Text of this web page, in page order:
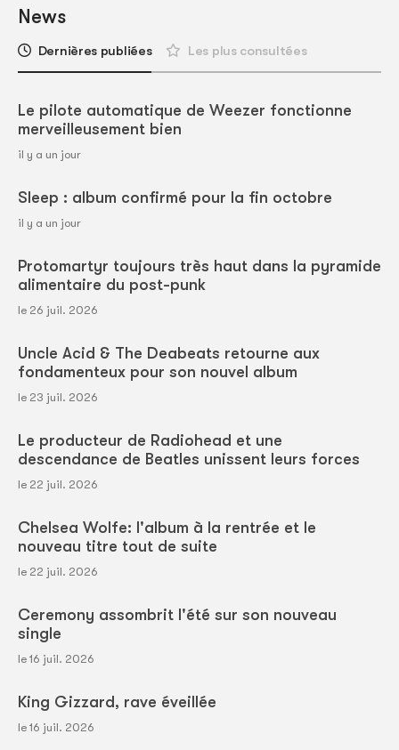
News
Dernières publiées Les plus consultées
Le pilote automatique de Weezer fonctionne
merveilleusement bien
il y a un jour
Sleep : album confirmé pour la fin octobre
il y a un jour
Protomartyr toujours très haut dans la pyramide
alimentaire du post-punk
le 26 juil. 2026
Uncle Acid & The Deabeats retourne aux
fondamenteux pour son nouvel album
le 23 juil. 2026
Le producteur de Radiohead et une
descendance de Beatles unissent leurs forces
le 22 juil. 2026
Chelsea Wolfe: l'album à la rentrée et le
nouveau titre tout de suite
le 22 juil. 2026
Ceremony assombrit l'été sur son nouveau
single
le 16 juil. 2026
King Gizzard, rave éveillée
le 16 juil. 2026